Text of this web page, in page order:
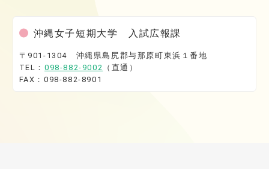
沖縄女子短期大学 入試広報課
〒901-1304 沖縄県島尻郡与那原町東浜１番地
TEL：098-882-9002
（直通）
FAX：098-882-8901